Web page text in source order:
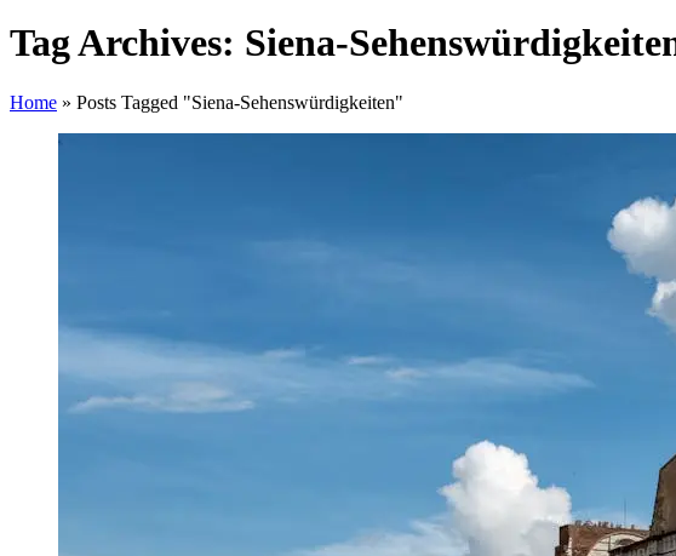
Tag Archives: Siena-
Home » Posts Tagged "Siena-Sehenswürdigkeiten"